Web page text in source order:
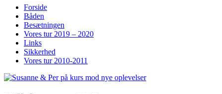
Forside
Båden
Besætningen
Vores tur 2019 – 2020
Links
Sikkerhed
Vores tur 2010-2011